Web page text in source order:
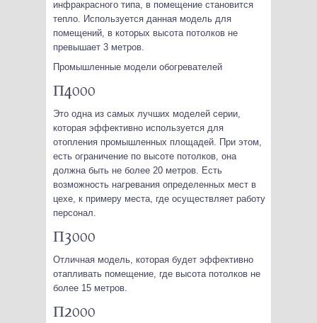
инфракрасного типа, в помещение становится
тепло. Используется данная модель для
помещений, в которых высота потолков не
превышает 3 метров.
Промышленные модели обогревателей
П4000
Это одна из самых лучших моделей серии,
которая эффективно используется для
отопления промышленных площадей. При этом,
есть ограничение по высоте потолков, она
должна быть не более 20 метров. Есть
возможность нагревания определенных мест в
цехе, к примеру места, где осуществляет работу
персонал.
П3000
Отличная модель, которая будет эффективно
отапливать помещение, где высота потолков не
более 15 метров.
П2000